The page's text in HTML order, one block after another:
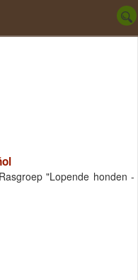
"Lopende honden -